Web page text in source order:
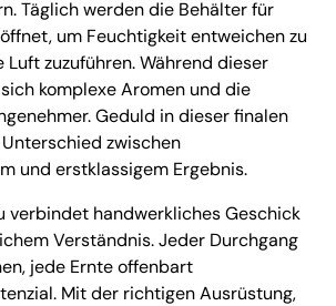
Täglich werden die Behälter für
um Feuchtigkeit entweichen zu
Luft zuzuführen. Während dieser
komplexe Aromen und die
Geduld in dieser finalen
zwischen
und erstklassigem Ergebnis.
verbindet handwerkliches Geschick
Verständnis. Jeder Durchgang
jede Ernte offenbart
Mit der richtigen Ausrüstung,